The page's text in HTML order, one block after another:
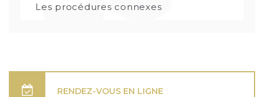
Les procédures connexes
RENDEZ-VOUS EN LIGNE